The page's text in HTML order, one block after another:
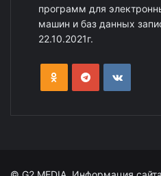
программ для
машин и баз данных
22.10.2021г.